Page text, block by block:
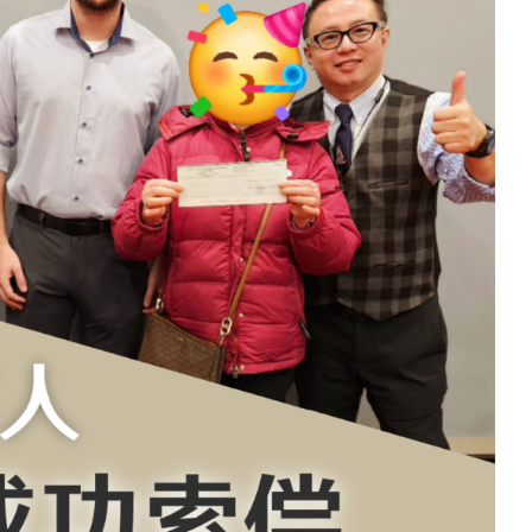
：專業車禍律師，不成功不
收費承諾
法律文章